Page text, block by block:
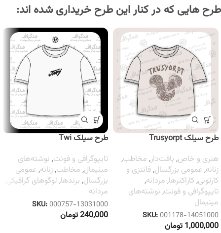
طرح هایی که در کنار این طرح خریداری شده اند:
طرح سیلک Trusyorpt
هنری و خاص, بافت‌دار, مخاطب,
زنانه,عمومی بزرگسال,فانتزی و
کارتونی,کاراکترها, مردانه,
تایپوگرافی و فونت, نوشته‌های
مینیمال
SKU:001178-14051000
1,000,000 تومان
طرح سیلک Twi
تایپوگرافی و فونت, نوشته‌های
مینیمال, مخاطب,زنانه,عمومی
بزرگسال, برندها, لوگوهای گرافیکی ,
مردانه
SKU:000757-13031000
240,000تومان